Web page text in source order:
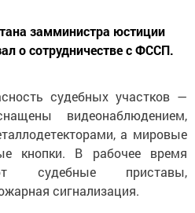
замминистра юстиции
о сотрудничестве с ФССП.
судебных участков —
видеонаблюдением,
а мировые
кнопки. В рабочее время
судебные приставы,
сигнализация.